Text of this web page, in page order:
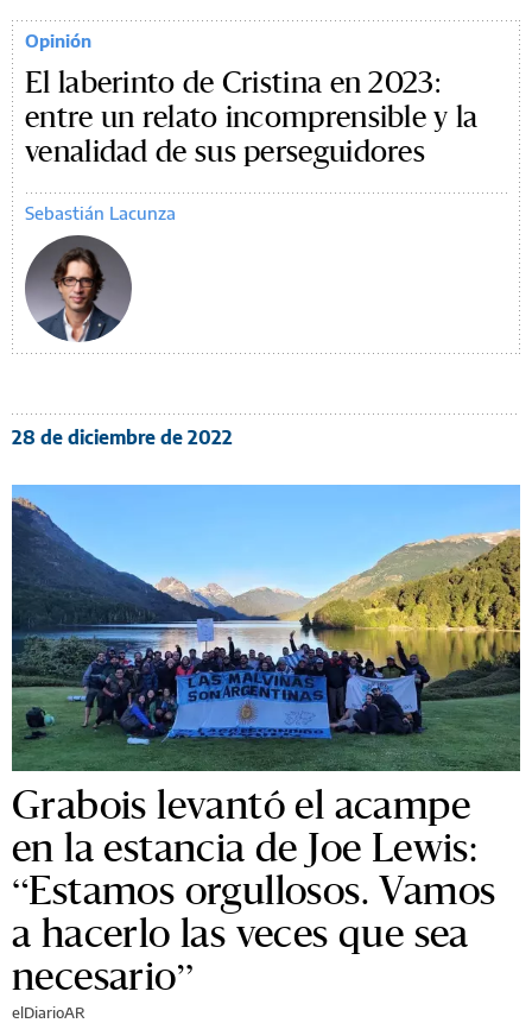
Opinión
El laberinto de Cristina en 2023:
entre un relato incomprensible y la
venalidad de sus perseguidores
Sebastián Lacunza
28 de diciembre de 2022
Grabois levantó el acampe
en la estancia de Joe Lewis:
“Estamos orgullosos. Vamos
a hacerlo las veces que sea
necesario”
elDiarioAR